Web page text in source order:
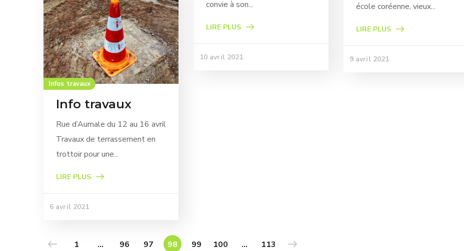
convie à son...
LIRE PLUS
10 avril 2021
école coréenne, vieux...
LIRE PLUS
9 avril 2021
Infos travaux
Info travaux
Rue d’Aumale du 12 au 16 avril
Travaux de terrassement en
trottoir pour une...
LIRE PLUS
6 avril 2021
1 … 96 97 98 99 100 … 113